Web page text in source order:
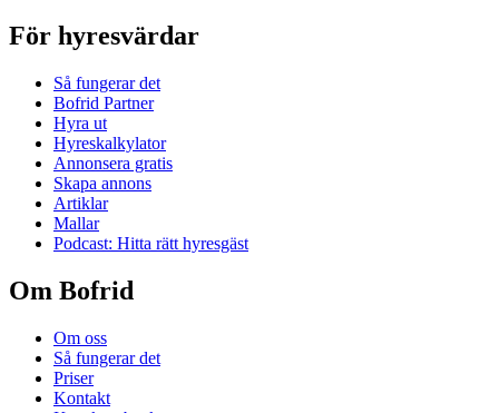
För hyresvärdar
Så fungerar det
Bofrid Partner
Hyra ut
Hyreskalkylator
Annonsera gratis
Skapa annons
Artiklar
Mallar
Podcast: Hitta rätt hyresgäst
Om Bofrid
Om oss
Så fungerar det
Priser
Kontakt